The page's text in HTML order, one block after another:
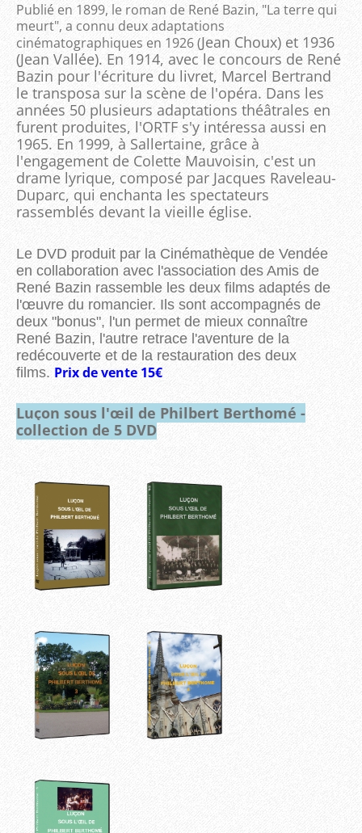
Publié en 1899, le roman de René Bazin, "La terre qui
meurt", a connu deux adaptations
cinématographiques en 1926 (Jean Choux) et 1936
(Jean Vallée). En 1914, avec le concours de René
Bazin pour l'écriture du livret, Marcel Bertrand
le transposa sur la scène de l'opéra. Dans les
années 50 plusieurs adaptations théâtrales en
furent produites, l'ORTF s'y intéressa aussi en
1965. En 1999, à Sallertaine, grâce à
l'engagement de Colette Mauvoisin, c'est un
drame lyrique, composé par Jacques Raveleau-
Duparc, qui enchanta les spectateurs
rassemblés devant la vieille église.
Le DVD produit par la Cinémathèque de Vendée
en collaboration avec l'association des Amis de
René Bazin rassemble les deux films adaptés de
l'œuvre du romancier. Ils sont accompagnés de
deux "bonus", l'un permet de mieux connaître
René Bazin, l'autre retrace l'aventure de la
redécouverte et de la restauration des deux
films. Prix de vente 15€
Luçon sous l'œil de Philbert Berthomé -
collection de 5 DVD